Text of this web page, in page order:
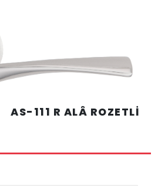
AS-111 R ALÂ ROZETLİ